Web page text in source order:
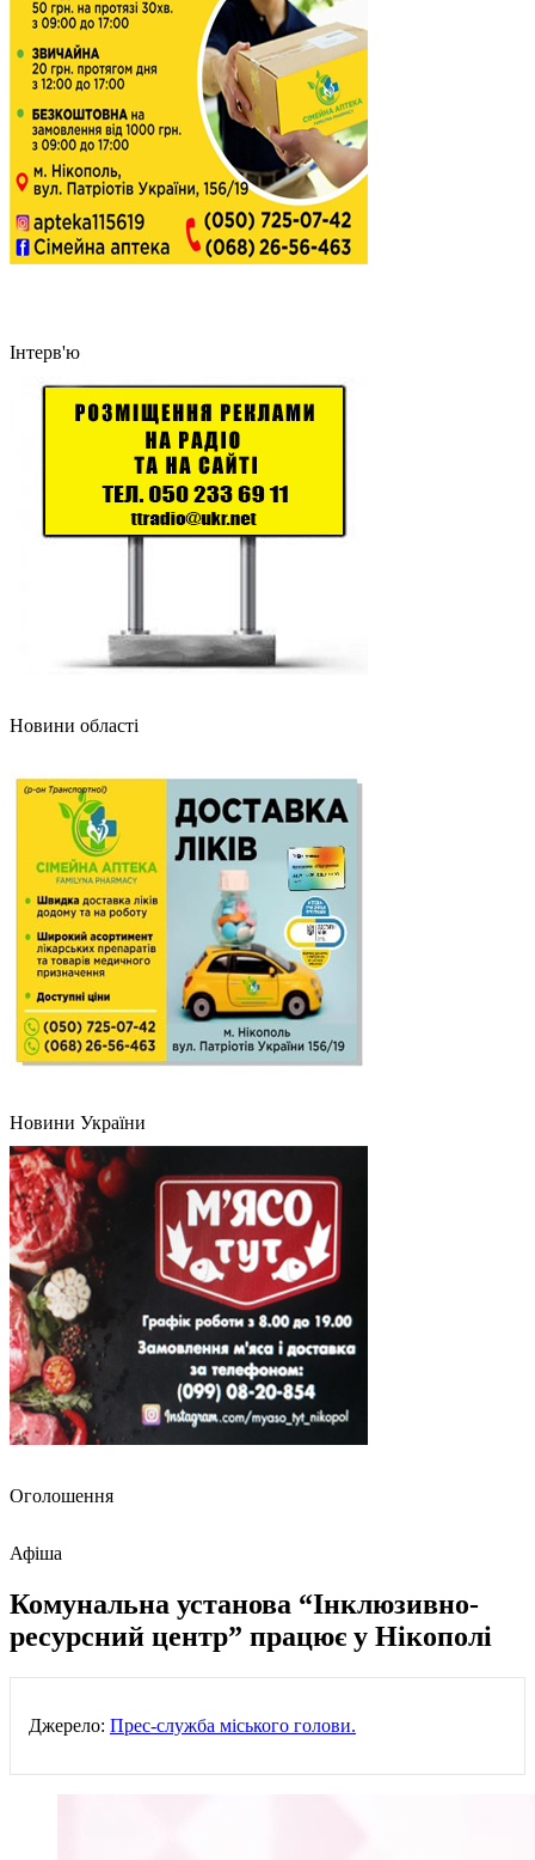
Інтерв'ю
Новини області
Новини України
Оголошення
Афіша
Комунальна установа “Інклюзивно-
ресурсний центр” працює у Нікополі
Джерело: Прес-служба міського голови.